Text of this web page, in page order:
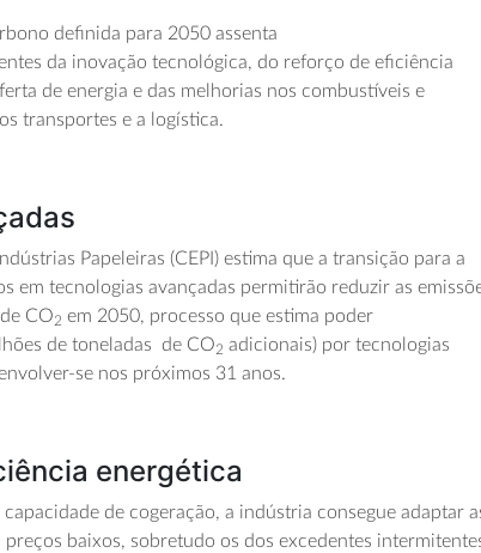
definida para 2050 assenta
da inovação tecnológica,do reforço de eficiência
de energia edas melhorias nos combustíveis e
s transportes e a logística.
Papeleiras (CEPI)estima que a transição para a
em tecnologias avançadas permitirão reduzir as
CO2 em 2050, processo queestima poder
de toneladas de CO2 adicionais) portecnologias
se nos próximos 31 anos.
energética
capacidade de cogeração,a indústria consegue adaptar
baixos, sobretudo os dos excedentes